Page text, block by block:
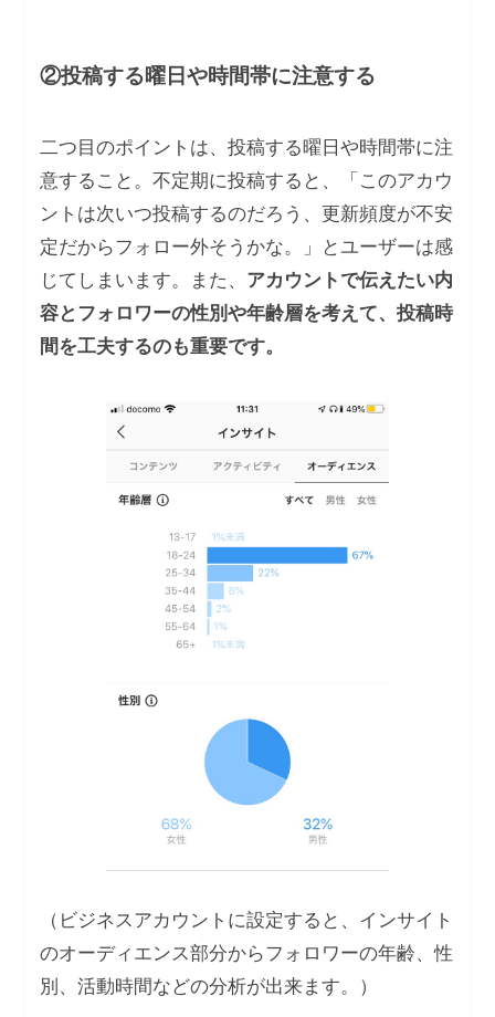
②投稿する曜日や時間帯に注意する
二つ目のポイントは、投稿する曜日や時間帯に注
意すること。不定期に投稿すると、「このアカウ
ントは次いつ投稿するのだろう、更新頻度が不安
定だからフォロー外そうかな。」とユーザーは感
じてしまいます。また、 アカウントで伝えたい内
容とフォロワーの性別や年齢層を考えて、投稿時
間を工夫するのも重要です。
（ビジネスアカウントに設定すると、インサイト
のオーディエンス部分からフォロワーの年齢、性
別、活動時間などの分析が出来ます。）